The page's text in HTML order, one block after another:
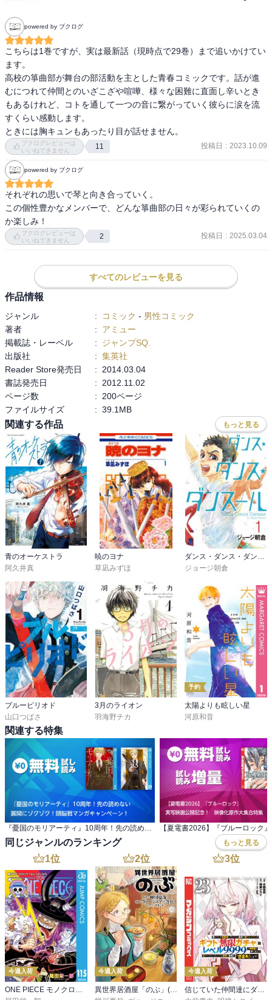
powered by ブクログ
こちらは1巻ですが、実は最新話（現時点で29巻）まで追いかけてい
ます。
高校の箏曲部が舞台の部活動を主とした青春コミックです。話が進
むにつれて仲間とのいざこざや喧嘩、様々な困難に直面し辛いとき
もあるけれど、コトを通して一つの音に繋がっていく彼らに涙を流
すくらい感動します。
ときには胸キュンもあったり目が話せません。
ブクログレビューは
いいねできません
11 投稿日 : 2023.10.09
powered by ブクログ
それぞれの思いで琴と向き合っていく。
この個性豊かなメンバーで、どんな箏曲部の日々が彩られていくの
か楽しみ！
ブクログレビューは
いいねできません
2 投稿日 : 2025.03.04
すべてのレビューを見る
作品情報
ジャンル : コミック - 男性コミック
著者
:
アミュー
掲載誌・レーベル
:
ジャンプSQ.
出版社
: 集英社
Reader Store発売日
:
2014.03.04
書誌発売日
:
2012.11.02
ページ数
:
200ページ
ファイルサイズ
: 39.1MB
関連する作品 もっと見る
青のオーケストラ
阿久井真
暁のヨナ
草凪みずほ
ダンス・ダンス・ダンスール
ジョージ朝倉
ブルーピリオド
山口つばさ
3月のライオン
羽海野チカ
予約
太陽よりも眩しい星
河原和音
関連する特集
同じジャンルのランキング もっと見る
1位
今週入荷
ONE PIECE モノクロ版 115
2位
今週入荷
異世界居酒屋「のぶ」(22)
3位
今週入荷
信じていた仲間達にダンジョン奥地で殺されかけたがギフト『無限ガチャ』でレベル９９９９の仲間達を手に入れて元パーティーメンバーと世界に復讐＆『ざまぁ！』します！（２３）